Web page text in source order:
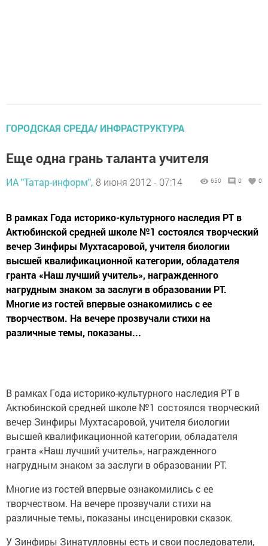
ГОРОДСКАЯ СРЕДА/ ИНФРАСТРУКТУРА
Еще одна грань таланта учителя
ИА "Татар-информ", 8 июня 2012 - 07:14 650 0 0
В рамках Года историко-культурного наследия РТ в
Актюбинской средней школе №1 состоялся творческий
вечер Зинфиры Мухтасаровой, учителя биологии
высшей квалификационной категории, обладателя
гранта «Наш лучший учитель», награжденного
нагрудным знаком за заслуги в образовании РТ.
Многие из гостей впервые ознакомились с ее
творчеством. На вечере прозвучали стихи на
различные темы, показаны...
В рамках Года историко-культурного наследия РТ в
Актюбинской средней школе №1 состоялся творческий
вечер Зинфиры Мухтасаровой, учителя биологии
высшей квалификационной категории, обладателя
гранта «Наш лучший учитель», награжденного
нагрудным знаком за заслуги в образовании РТ.
Многие из гостей впервые ознакомились с ее
творчеством. На вечере прозвучали стихи на
различные темы, показаны инсценировки сказок.
У Зинфиры Зинатулловны есть и свои последователи,